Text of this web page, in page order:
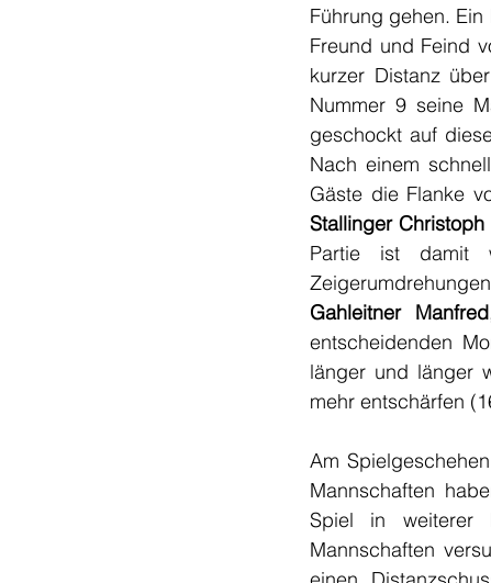
Führung gehen.
Freund und Feind
kurzer Distanz
Nummer 9 seine
geschockt auf
Nach einem
Stallinger Christoph
Partie ist damit
Gahleitner Manfred
entscheidenden
länger und länger
mehr entschärfen
Am
Mannschaften
Spiel in weiterer
Mannschaften